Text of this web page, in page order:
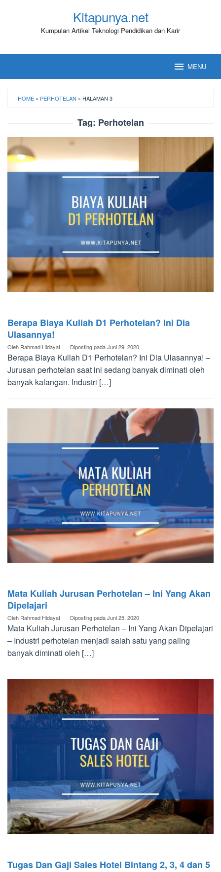
Kitapunya.net
Kumpulan Artikel Teknologi Pendidikan dan Karir
MENU
HOME » PERHOTELAN » HALAMAN 3
Tag: Perhotelan
Berapa Biaya Kuliah D1 Perhotelan? Ini Dia
Ulasannya!
Oleh Rahmad Hidayat Diposting padaJuni 29, 2020
Berapa Biaya Kuliah D1 Perhotelan? Ini Dia Ulasannya! –
Jurusan perhotelan saat ini sedang banyak diminati oleh
banyak kalangan. Industri […]
Mata Kuliah Jurusan Perhotelan – Ini Yang Akan
Dipelajari
Oleh Rahmad Hidayat Diposting padaJuni 25, 2020
Mata Kuliah Jurusan Perhotelan – Ini Yang Akan Dipelajari
– Industri perhotelan menjadi salah satu yang paling
banyak diminati oleh […]
Tugas Dan Gaji Sales Hotel Bintang 2, 3, 4 dan 5